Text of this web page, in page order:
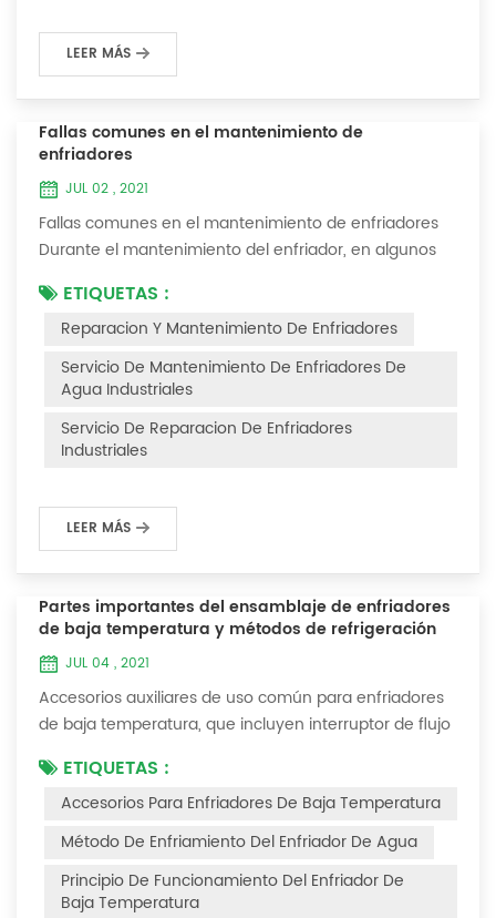
LEER MÁS
Fallas comunes en el mantenimiento de
enfriadores
JUL 02 , 2021
Fallas comunes en el mantenimiento de enfriadores
Durante el mantenimiento del enfriador, en algunos
que el enfriador se haya utilizado durante un período
de tiempo, encontraremos que el enfriador hace ruido
y hay muchas capas de polvo en los accesorios. Este
es un fenómeno común en el uso del enfriador. En
ETIQUETAS :
Reparacion Y Mantenimiento De Enfriadores
Servicio De Mantenimiento De Enfriadores De
Agua Industriales
Servicio De Reparacion De Enfriadores
Industriales
LEER MÁS
Partes importantes del ensamblaje de enfriadores
de baja temperatura y métodos de refrigeración
JUL 04 , 2021
Accesorios auxiliares de uso común para enfriadores
de baja temperatura, que incluyen interruptor de flujo
diferencia de presión, controlador de temperatura y
válvula solenoide, así como una breve introducción de
tres métodos de enfriamiento, refrigeración por
vaporización líquida, refrigeración por expansión de
gas y refrigeración termoeléctrica. Ac...
ETIQUETAS :
Accesorios Para Enfriadores De Baja Temperatura
Método De Enfriamiento Del Enfriador De Agua
Principio De Funcionamiento Del Enfriador De
Baja Temperatura